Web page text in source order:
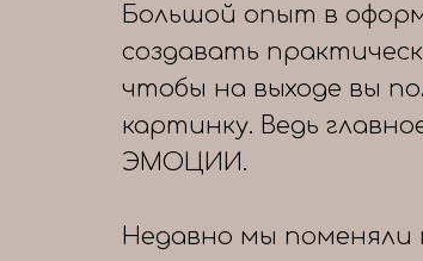
Большой опыт в
создавать
чтобы на выходе вы
картинку. Ведь
ЭМОЦИИ.
Недавно мы поменяли